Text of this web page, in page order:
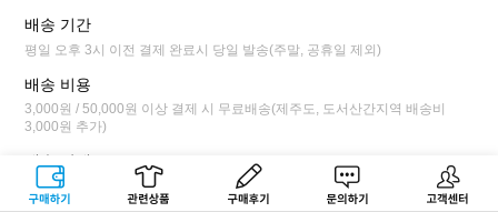
구매하기 관련상품 상품후기 문의하기 고객센터
배송 기간
평일 오후 3시 이전 결제 완료시 당일 발송(주말, 공휴일 제외)
배송 비용
3,000원 / 50,000원 이상 결제 시 무료배송(제주도, 도서산간지역 배송비
3,000원 추가)
배송 안내
평일 오후 3시 이전 결제 완료시 당일 발송됩니다.